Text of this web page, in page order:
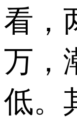
看，
万，
低。